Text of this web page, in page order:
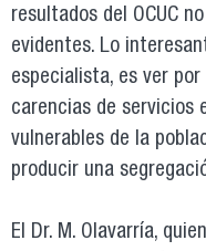
resultados del OCUC
evidentes. Lo
especialista, es ver
carencias de servicios
vulnerables de la
producir una
El Dr. M. Olavarría,